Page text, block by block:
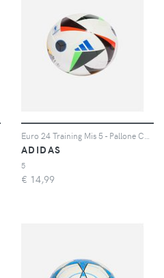
ADIDAS
5
€ 14,99